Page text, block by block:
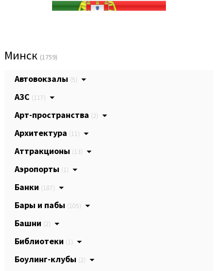
Минск (1759)
Автовокзалы (5)
АЗС (117)
Арт-пространства (2)
Архитектура (11)
Аттракционы (13)
Аэропорты (1)
Банки (187)
Бары и пабы (105)
Башни (2)
Библиотеки (1)
Боулинг-клубы (2)